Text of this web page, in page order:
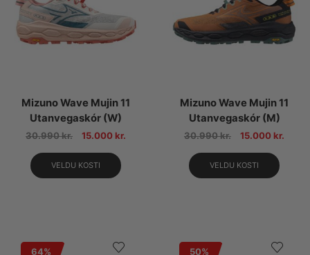
Mizuno Wave Mujin 11
Utanvegaskór (W)
30.990kr. 15.000 kr.
VELDU KOSTI
Mizuno Wave Mujin 11
Utanvegaskór (M)
30.990kr. 15.000 kr.
VELDU KOSTI
64% 50%